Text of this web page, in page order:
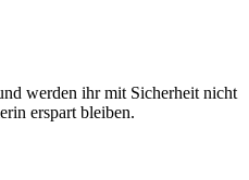
werden ihr mit Sicherheit nicht
erspart bleiben.